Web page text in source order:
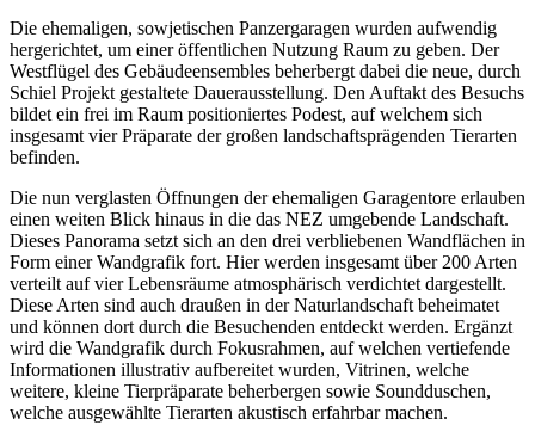
Die ehemaligen, sowjetischen Panzergaragen wurden aufwendig
hergerichtet, um einer öffentlichen Nutzung Raum zu geben. Der
Westflügel des Gebäudeensembles beherbergt dabei die neue, durch
Schiel Projekt gestaltete Dauerausstellung. Den Auftakt des Besuchs
bildet ein frei im Raum positioniertes Podest, auf welchem sich
insgesamt vier Präparate der großen landschaftsprägenden Tierarten
befinden.
Die nun verglasten Öffnungen der ehemaligen Garagentore erlauben
einen weiten Blick hinaus in die das NEZ umgebende Landschaft.
Dieses Panorama setzt sich an den drei verbliebenen Wandflächen in
Form einer Wandgrafik fort. Hier werden insgesamt über 200 Arten
verteilt auf vier Lebensräume atmosphärisch verdichtet dargestellt.
Diese Arten sind auch draußen in der Naturlandschaft beheimatet
und können dort durch die Besuchenden entdeckt werden. Ergänzt
wird die Wandgrafik durch Fokusrahmen, auf welchen vertiefende
Informationen illustrativ aufbereitet wurden, Vitrinen, welche
weitere, kleine Tierpräparate beherbergen sowie Soundduschen,
welche ausgewählte Tierarten akustisch erfahrbar machen.